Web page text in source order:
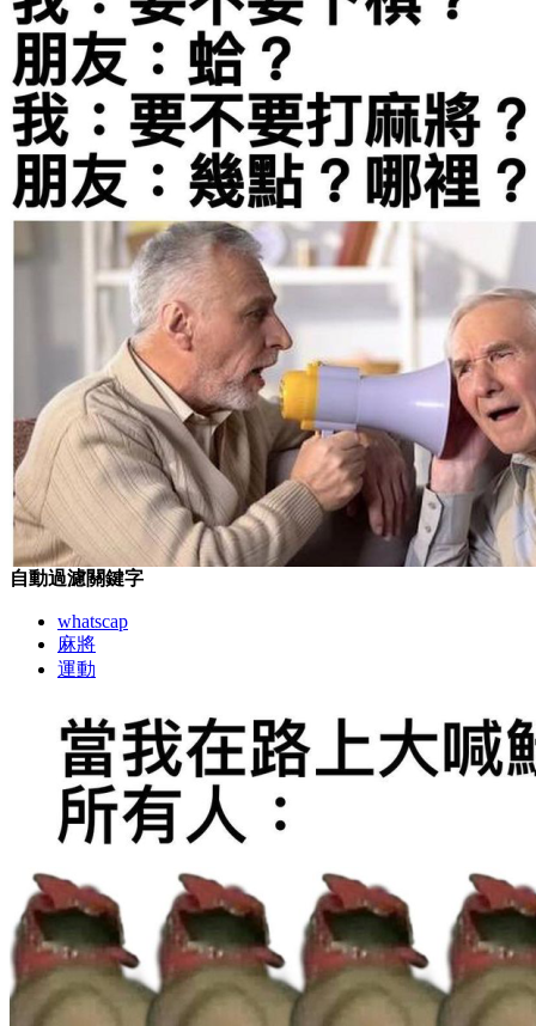
自動過濾關鍵字
whatscap
麻將
運動